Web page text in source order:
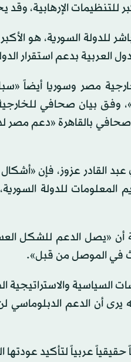
الإرهابية، وقد
العربية بدعم استقرار
مصر وسوريا أيضاً
وفق بيان صحافي
بالقاهرة «دعم مصر
القادر عزوز، فإن
للدولة
أن «يصل الدعم للشكل
في الموصل من قبل».
السياسية
يرى أن الدعم
عربياً لتأكيد عودتها